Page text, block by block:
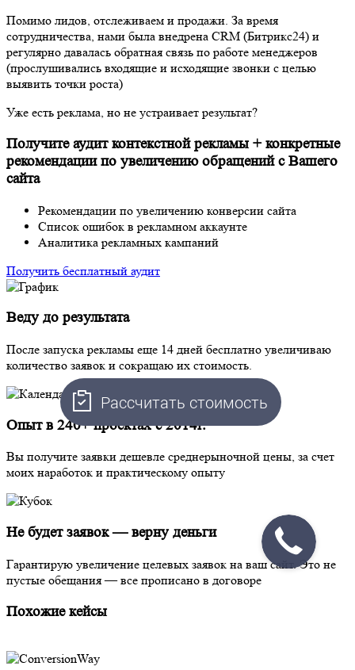
Помимо лидов, отслеживаем и продажи. За время
сотрудничества, нами была внедрена CRM (Битрикс24) и
регулярно давалась обратная связь по работе менеджеров
(прослушивались входящие и исходящие звонки с целью
выявить точки роста)
Уже есть реклама, но не устраивает результат?
Получите аудит контекстной рекламы + конкретные
рекомендации по увеличению обращений с Вашего
сайта
Рекомендации по увеличению конверсии сайта
Список ошибок в рекламном аккаунте
Аналитика рекламных кампаний
Получить бесплатный аудит
Веду до результата
После запуска рекламы еще 14 дней бесплатно увеличиваю
количество заявок и сокращаю их стоимость.
Опыт в 240+ проектах с 2014г.
Вы получите заявки дешевле среднерыночной цены, за счет
моих наработок и практическому опыту
Не будет заявок — верну деньги
Гарантирую увеличение целевых заявок на ваш сайт. Это не
пустые обещания — все прописано в договоре
Похожие кейсы
Рассчитать стоимость